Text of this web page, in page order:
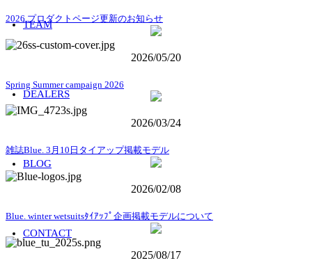
TEAM
DEALERS
BLOG
CONTACT
2026.プロダクトページ更新のお知らせ
2026/05/20
Spring Summer campaign 2026
2026/03/24
雑誌Blue. 3月10日タイアップ掲載モデル
2026/02/08
Blue. winter wetsuitsﾀｲｱｯﾌﾟ企画掲載モデルについて
2025/08/17